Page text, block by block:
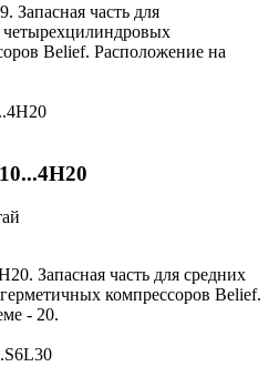
Запасная часть для
Belief. Расположение на
Запасная часть для средних
компрессоров Belief.
- 20.